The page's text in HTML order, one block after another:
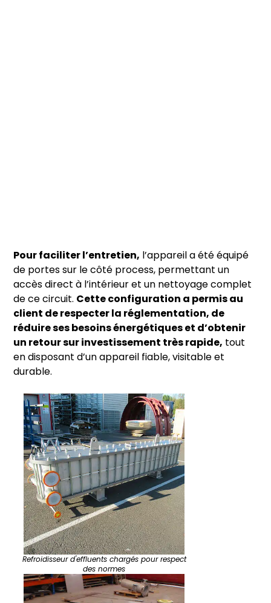
Pour faciliter l’entretien, l’appareil a été équipé
de portes sur le côté process, permettant un
accès direct à l’intérieur et un nettoyage complet
de ce circuit. Cette configuration a permis au
client de respecter la réglementation, de
réduire ses besoins énergétiques et d’obtenir
un retour sur investissement très rapide, tout
en disposant d’un appareil fiable, visitable et
durable.
Refroidisseur d'effluents chargés pour respect
des normes